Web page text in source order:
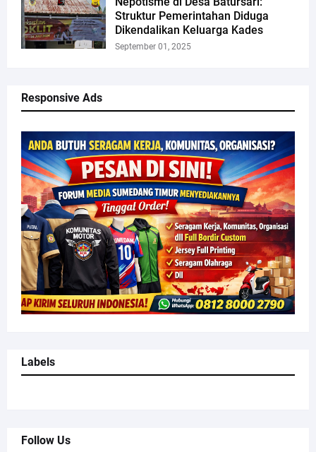
Struktur Pemerintahan Diduga
Dikendalikan Keluarga Kades
September 01, 2025
Responsive Ads
Labels
Follow Us